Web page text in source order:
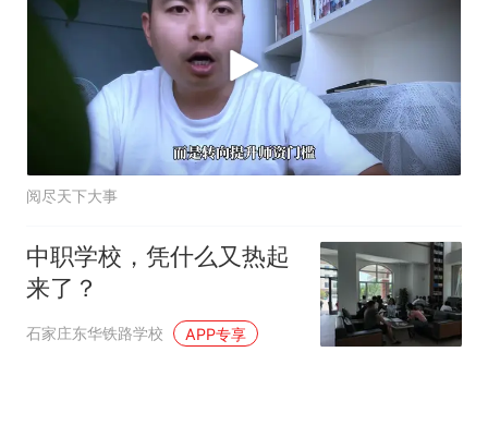
阅尽天下大事
中职学校，凭什么又热起
来了？
石家庄东华铁路学校 APP专享